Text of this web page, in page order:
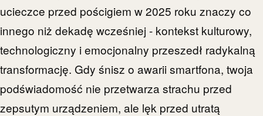
ucieczce przed pościgiem w 2025 roku znaczy co
innego niż dekadę wcześniej - kontekst kulturowy,
technologiczny i emocjonalny przeszedł radykalną
transformację. Gdy śnisz o awarii smartfona, twoja
podświadomość nie przetwarza strachu przed
zepsutym urządzeniem, ale lęk przed utratą